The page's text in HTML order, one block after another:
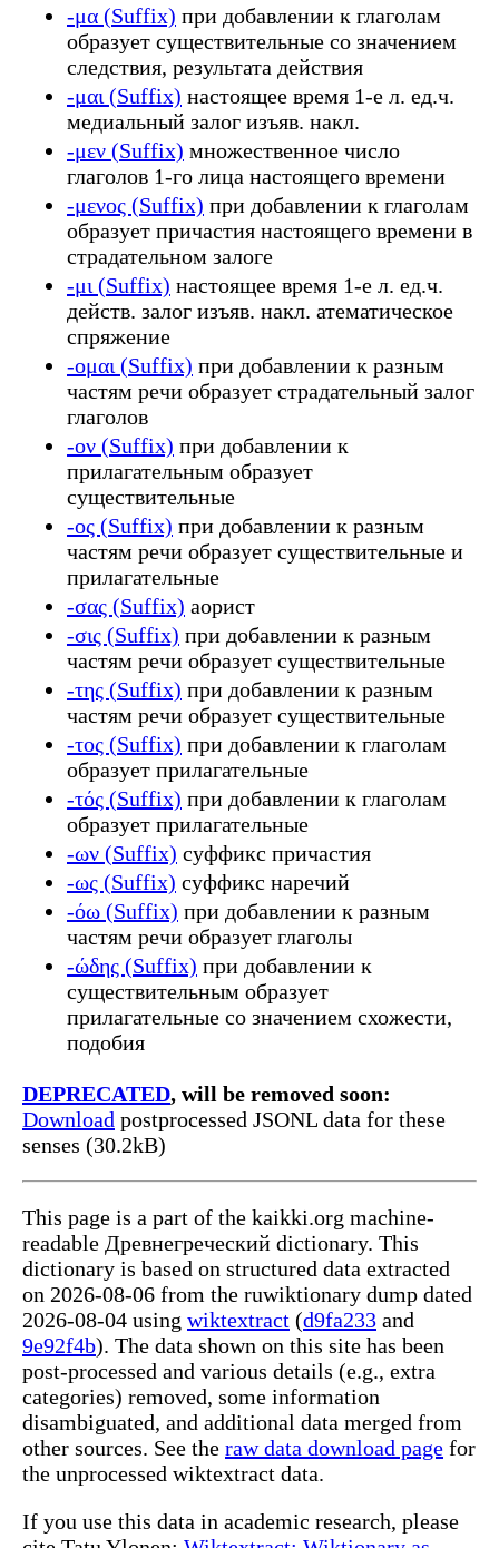
-μα (Suffix) при добавлении к глаголам
образует существительные со значением
следствия, результата действия
-μαι (Suffix) настоящее время 1-е л. ед.ч.
медиальный залог изъяв. накл.
-μεν (Suffix) множественное число
глаголов 1-го лица настоящего времени
-μενος (Suffix) при добавлении к глаголам
образует причастия настоящего времени в
страдательном залоге
-μι (Suffix) настоящее время 1-е л. ед.ч.
действ. залог изъяв. накл. атематическое
спряжение
-ομαι (Suffix) при добавлении к разным
частям речи образует страдательный залог
глаголов
-ον (Suffix) при добавлении к
прилагательным образует
существительные
-ος (Suffix) при добавлении к разным
частям речи образует существительные и
прилагательные
-σας (Suffix) аорист
-σις (Suffix) при добавлении к разным
частям речи образует существительные
-της (Suffix) при добавлении к разным
частям речи образует существительные
-τος (Suffix) при добавлении к глаголам
образует прилагательные
-τός (Suffix) при добавлении к глаголам
образует прилагательные
-ων (Suffix) суффикс причастия
-ως (Suffix) суффикс наречий
-όω (Suffix) при добавлении к разным
частям речи образует глаголы
-ώδης (Suffix) при добавлении к
существительным образует
прилагательные со значением схожести,
подобия
DEPRECATED, will be removed soon:
Download postprocessed JSONL data for these
senses (30.2kB)
This page is a part of the kaikki.org machine-
readable Древнегреческий dictionary. This
dictionary is based on structured data extracted
on 2026-08-06 from the ruwiktionary dump dated
2026-08-04 using wiktextract (d9fa233 and
9e92f4b). The data shown on this site has been
post-processed and various details (e.g., extra
categories) removed, some information
disambiguated, and additional data merged from
other sources. See the raw data download page for
the unprocessed wiktextract data.
If you use this data in academic research, please